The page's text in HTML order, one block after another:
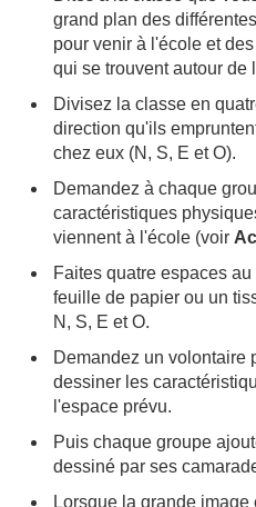
grand plan des
pour venir à l'école et
qui se trouvent autour de
Divisez la classe en
direction qu'ils
chez eux (N, S, E et O).
Demandez à chaque
caractéristiques
viennent à l'école (voir
Faites quatre espaces
feuille de papier ou un
N, S, E et O.
Demandez un volontaire
dessiner les
l'espace prévu.
Puis chaque groupe
dessiné par ses
Lorsque la grande image